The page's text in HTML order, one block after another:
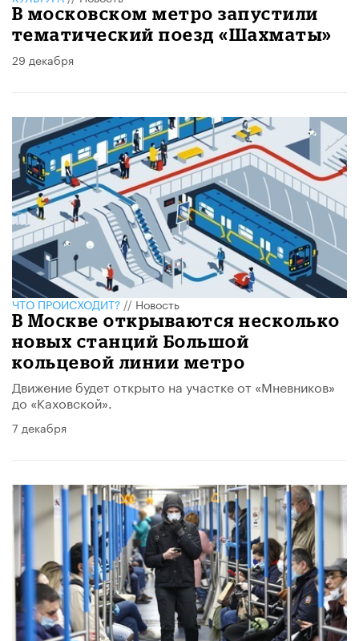
В московском метро запустили
тематический поезд «Шахматы»
29 декабря
ЧТО ПРОИСХОДИТ?//Новость
В Москве открываются несколько
новых станций Большой
кольцевой линии метро
Движение будет открыто на участке от «Мневников»
до «Каховской».
7 декабря